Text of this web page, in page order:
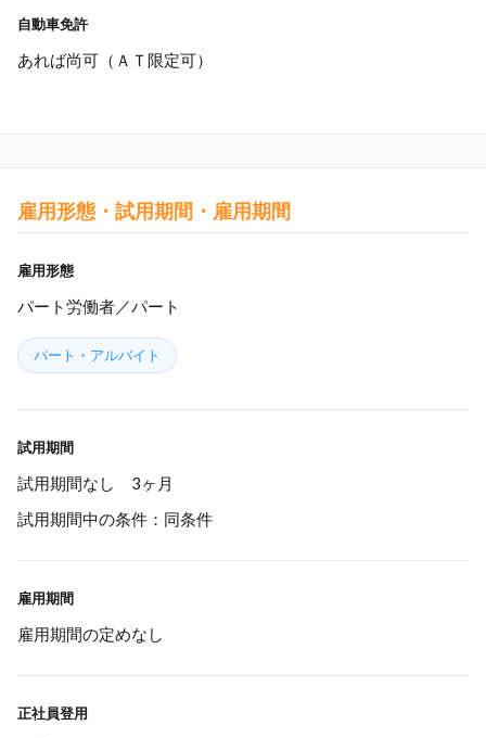
自動車免許
あれば尚可（ＡＴ限定可）
雇用形態・試用期間・雇用期間
雇用形態
パート労働者／パート
パート・アルバイト
試用期間
試用期間なし 3ヶ月
試用期間中の条件：同条件
雇用期間
雇用期間の定めなし
正社員登用